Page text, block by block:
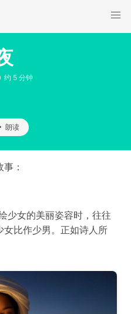
约 5 分钟
朗读
：
少女的美丽姿容时，往往
比作少男。正如诗人所